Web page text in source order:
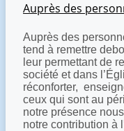
Auprès des
Auprès des
tend à remettre
leur permettant de
société et dans
réconforter,
ceux qui sont au
notre présence
notre contribution à